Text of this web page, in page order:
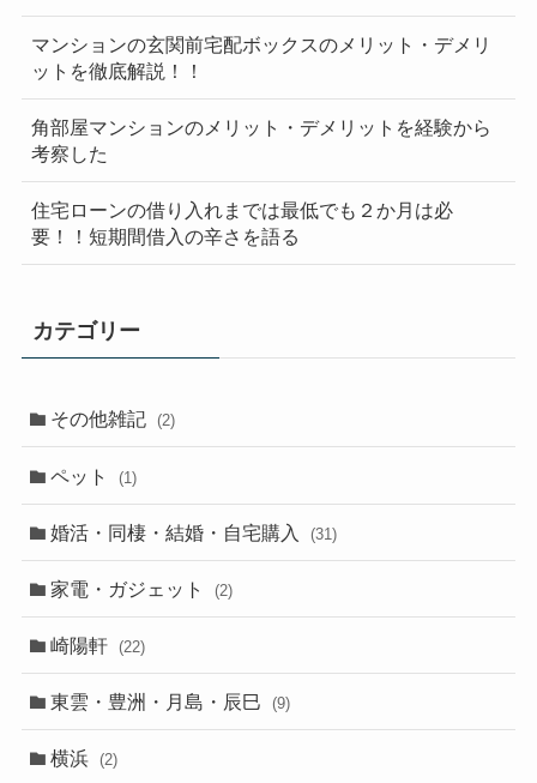
マンションの玄関前宅配ボックスのメリット・デメリ
ットを徹底解説！！
角部屋マンションのメリット・デメリットを経験から
考察した
住宅ローンの借り入れまでは最低でも２か月は必
要！！短期間借入の辛さを語る
カテゴリー
その他雑記 (2)
ペット (1)
婚活・同棲・結婚・自宅購入 (31)
家電・ガジェット (2)
崎陽軒 (22)
東雲・豊洲・月島・辰巳 (9)
横浜 (2)